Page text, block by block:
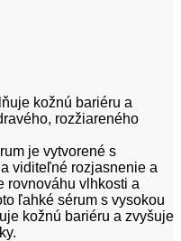
kožnú bariéru a
rozžiareného
je vytvorené s
viditeľné rozjasnenie a
rovnováhu vlhkosti a
ľahké sérum s vysokou
kožnú bariéru a zvyšuje